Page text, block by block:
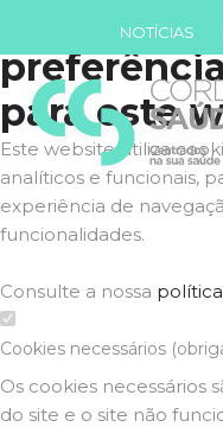
Defina as
para este
Este website utiliza
analíticos e funcionais,
experiência de
funcionalidades.
Consulte a nossa
Cookies necessários
Os cookies necessários
do site e o site não
NOTÍCIAS